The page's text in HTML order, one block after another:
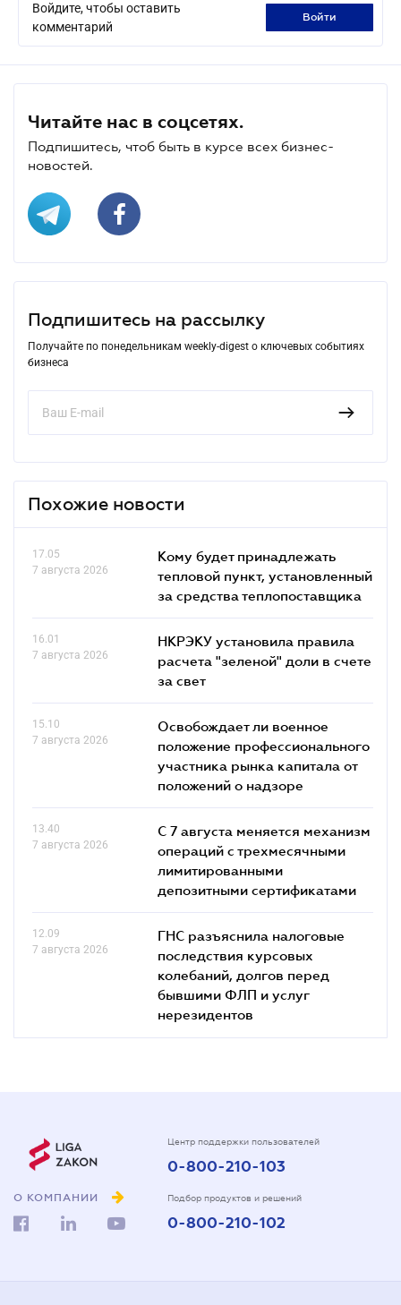
Войдите, чтобы оставить
комментарий
войти
Читайте нас в соцсетях.
Подпишитесь, чтоб быть в курсе всех бизнес-
новостей.
Подпишитесь на рассылку
Получайте по понедельникам weekly-digest о ключевых событиях
бизнеса
Похожие новости
17.05
7 августа 2026
Кому будет принадлежать
тепловой пункт, установленный
за средства теплопоставщика
16.01
7 августа 2026
НКРЭКУ установила правила
расчета "зеленой" доли в счете
за свет
15.10
7 августа 2026
Освобождает ли военное
положение профессионального
участника рынка капитала от
положений о надзоре
13.40
7 августа 2026
С 7 августа меняется механизм
операций с трехмесячными
лимитированными
депозитными сертификатами
12.09
7 августа 2026
ГНС разъяснила налоговые
последствия курсовых
колебаний, долгов перед
бывшими ФЛП и услуг
нерезидентов
О КОМПАНИИ
Центр поддержки пользователей
0-800-210-103
Подбор продуктов и решений
0-800-210-102